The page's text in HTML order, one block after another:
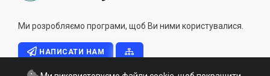
Ми розробляємо програми, щоб Ви ними користувалися.
НАПИСАТИ НАМ